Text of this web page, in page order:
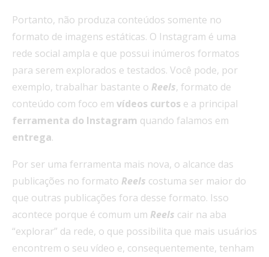
Portanto, não produza conteúdos somente no
formato de imagens estáticas. O Instagram é uma
rede social ampla e que possui inúmeros formatos
para serem explorados e testados. Você pode, por
exemplo, trabalhar bastante o Reels, formato de
conteúdo com foco em vídeos curtos e a principal
ferramenta do Instagram quando falamos em
entrega.
Por ser uma ferramenta mais nova, o alcance das
publicações no formato Reels costuma ser maior do
que outras publicações fora desse formato. Isso
acontece porque é comum um Reels cair na aba
“explorar” da rede, o que possibilita que mais usuários
encontrem o seu vídeo e, consequentemente, tenham